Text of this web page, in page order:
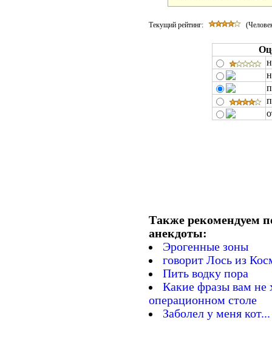
Текущий рейтинг:
Также рекомендуем
анекдоты:
Эрогенные зоны
говорит Лось из
Пить водку пора
Какие фразы вам не
операционном столе
Заболел у меня кот...